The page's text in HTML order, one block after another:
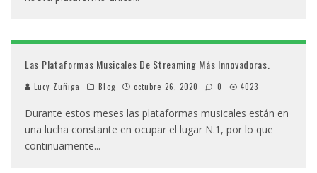
Las Plataformas Musicales De Streaming Más Innovadoras.
Lucy Zuñiga Blog octubre 26, 2020 0 4023
Durante estos meses las plataformas musicales están en
una lucha constante en ocupar el lugar N.1, por lo que
continuamente...